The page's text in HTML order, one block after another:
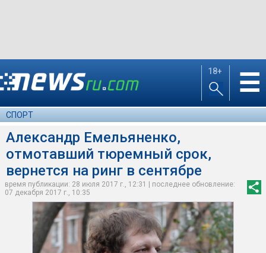
18+ ☰
СПОРТ
Александр Емельяненко,
отмотавший тюремный срок,
вернется на ринг в сентябре
время публикации: 28 июля 2017 г., 12:31 | последнее обновление:
07 декабря 2017 г., 10:35